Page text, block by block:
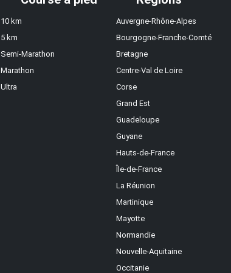
10 km
5 km
Semi-Marathon
Marathon
Ultra
Auvergne-Rhône-Alpes
Bourgogne-Franche-Comté
Bretagne
Centre-Val de Loire
Corse
Grand Est
Guadeloupe
Guyane
Hauts-de-France
Île-de-France
La Réunion
Martinique
Mayotte
Normandie
Nouvelle-Aquitaine
Occitanie